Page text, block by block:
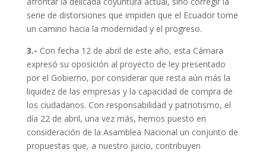
serie de distorsiones que impiden que el Ecuador tome
un camino hacia la modernidad y el progreso.
3.- Con fecha 12 de abril de este año, esta Cámara
expresó su oposición al proyecto de ley presentado
por el Gobierno, por considerar que resta aún más la
liquidez de las empresas y la capacidad de compra de
los ciudadanos. Con responsabilidad y patriotismo, el
día 22 de abril, una vez más, hemos puesto en
consideración de la Asamblea Nacional un conjunto de
propuestas que, a nuestro juicio, contribuyen